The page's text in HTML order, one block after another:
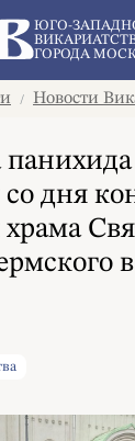
ЮГО-
ГОРОДА
/ Новости
дня
храма